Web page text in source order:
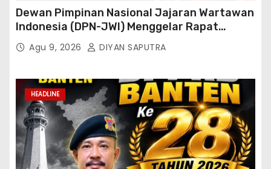
Dewan Pimpinan Nasional Jajaran Wartawan
Indonesia (DPN-JWI) Menggelar Rapat
Konsolidasi Dan Restrukturisasi Di Jakarta
Agu 9, 2026 DIYAN SAPUTRA
HEADLINE